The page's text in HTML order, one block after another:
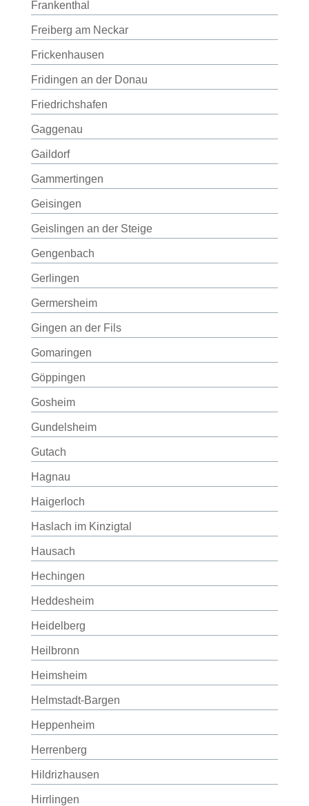
Frankenthal
Freiberg am Neckar
Frickenhausen
Fridingen an der Donau
Friedrichshafen
Gaggenau
Gaildorf
Gammertingen
Geisingen
Geislingen an der Steige
Gengenbach
Gerlingen
Germersheim
Gingen an der Fils
Gomaringen
Göppingen
Gosheim
Gundelsheim
Gutach
Hagnau
Haigerloch
Haslach im Kinzigtal
Hausach
Hechingen
Heddesheim
Heidelberg
Heilbronn
Heimsheim
Helmstadt-Bargen
Heppenheim
Herrenberg
Hildrizhausen
Hirrlingen